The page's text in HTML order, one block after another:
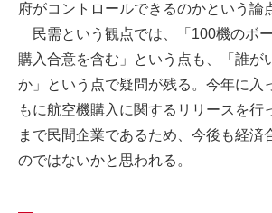
府がコントロールできるのかという論
民需という観点では、「100機のボ
購入合意を含む」という点も、「誰が
か」という点で疑問が残る。今年に入
もに航空機購入に関するリリースを行
まで民間企業であるため、今後も経済
のではないかと思われる。